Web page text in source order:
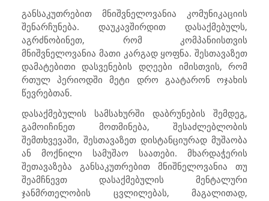
განსაკუთრებით მნიშვნელოვანია კომუნიკაციის
შენარჩუნება. დაუკავშირდით დასაქმებულს,
აგრძნობინეთ, რომ კომპანიისთვის
მნიშვნელოვანია მათი კარგად ყოფნა. შესთავაზეთ
დამატებითი დასვენების დღეები იმისთვის, რომ
რთულ პერიოდში მეტი დრო გაატარონ ოჯახის
წევრებთან.
დასაქმებულის სამსახურში დაბრუნების შემდეგ,
გამოიჩინეთ მოთმინება, შესაძლებლობის
შემთხვევაში, შესთავაზეთ დისტანციურად მუშაობა
ან მოქნილი სამუშაო საათები. მხარდაჭერის
შეთავაზება განსაკუთრებით მნიშნელოვანია თუ
შეამჩნევთ დასაქმებულის მენტალური
ჯანმრთელობის ცვლილებას, მაგალითად,